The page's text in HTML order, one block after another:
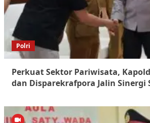
Polri
Perkuat Sektor Pariwisata,
dan Disparekrafpora Jalin Sinergi